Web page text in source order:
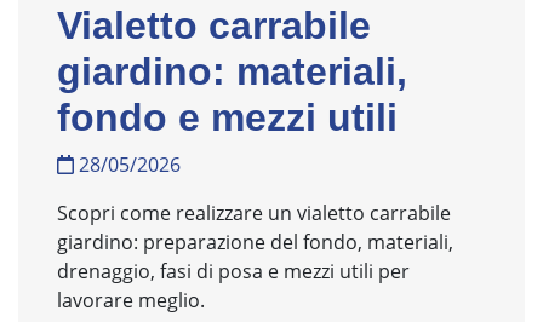
Vialetto carrabile
giardino: materiali,
fondo e mezzi utili
28/05/2026
Scopri come realizzare un vialetto carrabile
giardino: preparazione del fondo, materiali,
drenaggio, fasi di posa e mezzi utili per
lavorare meglio.